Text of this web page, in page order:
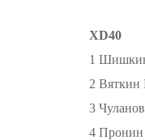
XD40
1 Шишкин
2
3
4 Пронин